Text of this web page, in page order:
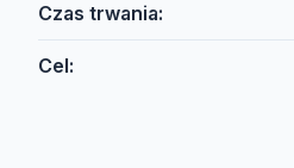
Czas trwania:
Cel: